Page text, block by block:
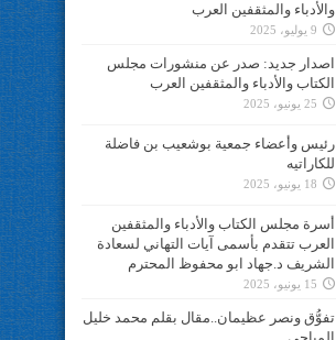
والأدباء والمثقفين العرب
9 يوليو، 2025
اصدار جديد: صدر عن منشورات مجلس
الكتاب والأدباء والمثقفين العرب
25 يونيو، 2025
رئيس وأعضاء جمعية بوشعيب بن فاضلة
للكاراتيه
18 يونيو، 2025
أسرة مجلس الكتاب والأدباء والمثقفين
العرب تتقدم بأسمى آيات التهاني لسعادة
الشريف د.جهاد ابو محفوظ المحترم
15 يونيو، 2025
تفوُّق ونصر عظيمان..مقال بقلم محمد خليل